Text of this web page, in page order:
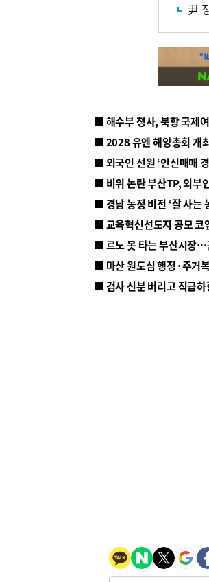
尹
■ 해수부 청사, 북항 국제
■ 2028 유엔 해양총회 개
■ 외국인 선원 ‘인신매매
■ 비위 논란 부산TP, 외부
■ 르노 못 타는 부산시장…
■ 마산 원도심 행정·주거